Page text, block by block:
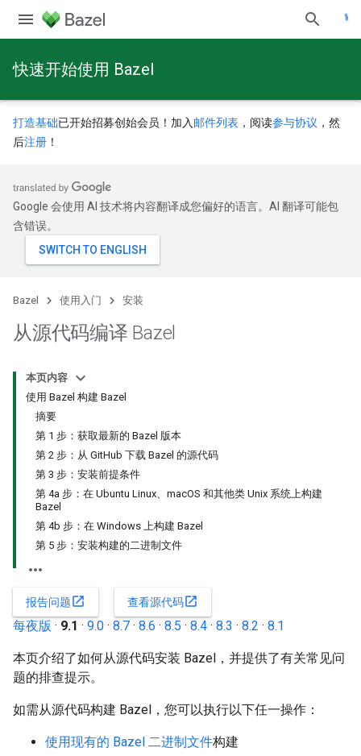
快速开始使用 Bazel
打造基础已开始招募创始会员！加入 邮件列表 ，阅读参与协议 ，然
后注册 ！
Google 会使用 AI 技术将内容翻译成您偏好的语言。AI 翻译可能包
含错误。
Bazel 使用入门 安装
从源代码编译 Bazel
本页内容
使用 Bazel 构建 Bazel
摘要
第 1 步：获取最新的 Bazel 版本
第 2 步：从 GitHub 下载 Bazel 的源代码
第 3 步：安装前提条件
第 4a 步：在 Ubuntu Linux、macOS 和其他类 Unix 系统上构建
Bazel
第 4b 步：在 Windows 上构建 Bazel
第 5 步：安装构建的二进制文件
报告问题open_in_new 查看源代码open_in_new
每夜版 · 9.1 · 9.0 · 8.7 · 8.6 · 8.5 · 8.4 · 8.3 · 8.2 · 8.1
本页介绍了如何从源代码安装 Bazel，并提供了有关常见问
题的排查提示。
如需从源代码构建 Bazel，您可以执行以下任一操作：
使用现有的 Bazel 二进制文件构建